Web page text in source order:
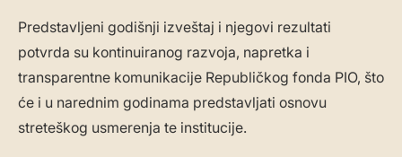
Predstavljeni godišnji izveštaj i njegovi rezultati
potvrda su kontinuiranog razvoja, napretka i
transparentne komunikacije Republičkog fonda PIO, što
će i u narednim godinama predstavljati osnovu
streteškog usmerenja te institucije.